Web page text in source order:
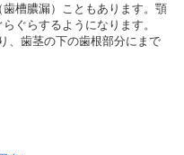
槽膿漏）こともあります。顎
ぐらするようになります。
、歯茎の下の歯根部分にまで